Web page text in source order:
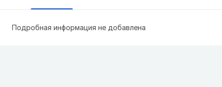
Подробная информация не добавлена